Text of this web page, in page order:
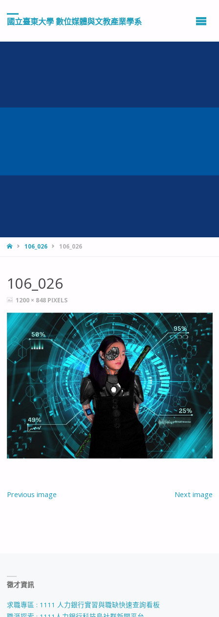
國立臺東大學 數位媒體與文教產業學系
HOME106_026 106_026
106_026
FULL1200 × 848 PIXELS
Previous image Next image
徵才資訊
求職專區 : 1111 人力銀行實習與職缺快速查詢看板